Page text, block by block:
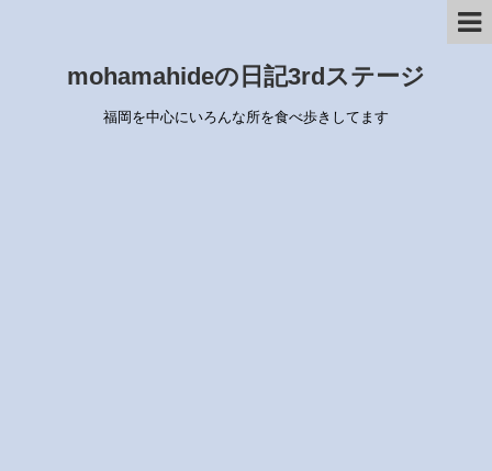
mohamahideの日記3rdステージ
福岡を中心にいろんな所を食べ歩きしてます